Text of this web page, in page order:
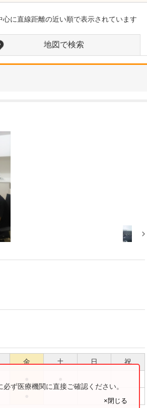
心に直線距離の近い順で表示されています
地図で検索
金 土 日 祝
ず医療機関に直接ご確認ください。
×閉じる
千葉県千葉市花見川区
真清クリニック
ロービジョンケアについて、どのような
受けられるのか教えてください。
視覚障害というと、身体